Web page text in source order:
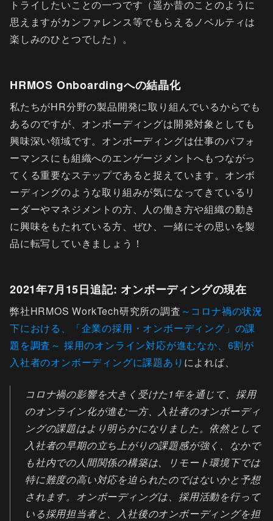
トライしたいことの一つです（遥か昔のことのように
思えますがカンファレンス等でもらえるノベルティは
楽しみのひとつでした）。
HRMOS Onboardingへの結晶化
私たちがHR分野の製品開発に取り組んでいるからでも
あるのですが、オンボーディングは開発対象としても
興味深い領域です。オンボーディングは仕事のパフォ
ーマンスにも組織へのエンゲージメントへもつながっ
てくる重要なステップであると捉えています。オンボ
ーディングのような取り組みが気になってきているリ
ーダーやマネジメントの方、人の働き方や組織の動き
に興味をもたれている方、ぜひ、一緒にその思いを製
品に転写していきましょう！
2021年7月15日追記: オンボーディングの現在
弊社HRMOS WorkTech研究所の調査 ～コロナ禍の状況
下における、「企業の採用・オンボーディング」の課
題を調査～ 採用のオンライン対応が進むなか、6割が
入社者のオンボーディングに課題あり によれば、
コロナ禍の影響を大きく受けた1年を通じて、採用
のオンライン化が進む一方、入社者のオンボーディ
ングの課題はより明らかになりました。依然として
入社者の早期の立ち上がりの課題感が強く、なかで
も社内での人間関係の構築は、リモート環境下では
特に難度の高い対応を迫られたのではないかと予想
されます。オンボーディングは、採用活動を行って
いる採用担当者と、入社後のオンボーディングを担